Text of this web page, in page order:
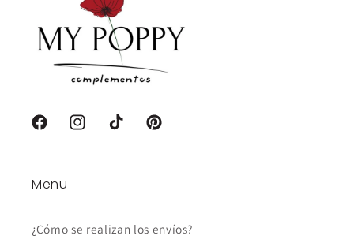
FacebookInstagramTikTok Pinterest
Menu
¿Cómo se realizan los envíos?